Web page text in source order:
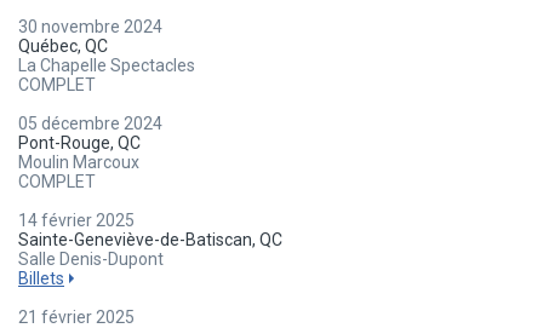
30 novembre 2024
Québec, QC
La Chapelle Spectacles
COMPLET
05 décembre 2024
Pont-Rouge, QC
Moulin Marcoux
COMPLET
14 février 2025
Sainte-Geneviève-de-Batiscan, QC
Salle Denis-Dupont
Billets
21 février 2025